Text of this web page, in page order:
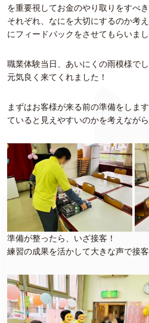
を重要視してお金のやり取りをすべ
それぞれ、なにを大切にするのか考
にフィードバックをさせてもらいまし
職業体験当日、あいにくの雨模様で
元気良く来てくれました！
まずはお客様が来る前の準備をしま
ていると見えやすいのかを考えなが
準備が整ったら、いざ接客！
練習の成果を活かして大きな声で接